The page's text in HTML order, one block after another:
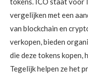
vergelijken met een
van blockchain en
verkopen, bieden
die deze tokens kopen,
Tegelijk helpen ze het